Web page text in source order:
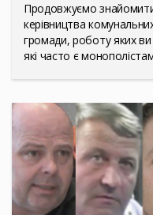
Продовжуємо знайомити
керівництва
громади, роботу яких ви
які часто є